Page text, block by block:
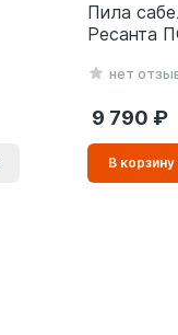
Пила
Ресанта
нет
9 790
В корзину
корзинe